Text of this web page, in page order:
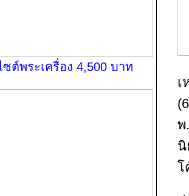
ซต์พระเครื่อง 4,500 บาท
เ
พ
นิ
โ